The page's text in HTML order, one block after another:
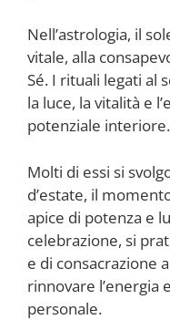
Nell’astrologia, il
vitale, alla
Sé. I rituali legati al
la luce, la vitalità e
potenziale interiore.
Molti di essi si
d’estate, il
apice di potenza e
celebrazione, si
e di consacrazione
rinnovare l’energia
personale.